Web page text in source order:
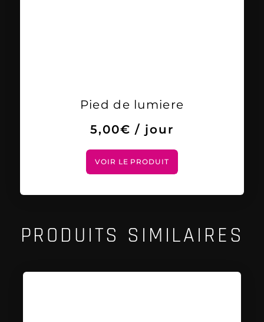
Pied de lumiere
5,00€ / jour
VOIR LE PRODUIT
PRODUITS SIMILAIRES